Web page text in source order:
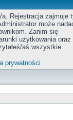
Rejestracja zajmuje
może
Zanim się
użytkowania oraz
aś wszystkie
prywatności